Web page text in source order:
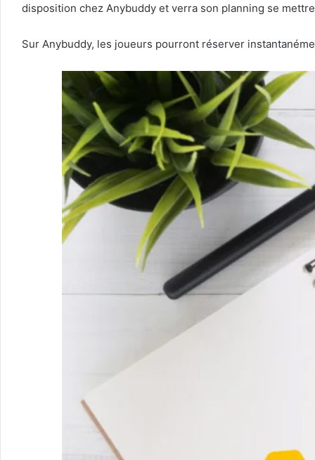
disposition chez Anybuddy et verra son planning se
Sur Anybuddy, les joueurs pourront réserver